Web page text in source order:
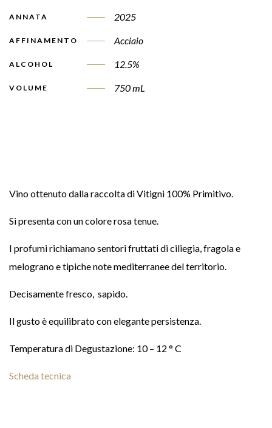
ANNATA 2025
AFFINAMENTO Acciaio
ALCOHOL 12.5%
VOLUME 750 mL
Vino ottenuto dalla raccolta di Vitigni 100% Primitivo.
Si presenta con un colore rosa tenue.
I profumi richiamano sentori fruttati di ciliegia, fragola e
melograno e tipiche note mediterranee del territorio.
Decisamente fresco, sapido.
Il gusto è equilibrato con elegante persistenza.
Temperatura di Degustazione: 10 – 12 ° C
Scheda tecnica